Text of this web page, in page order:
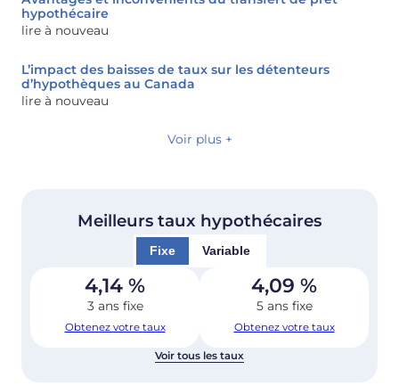
hypothécaire
lire à nouveau
L’impact des baisses de taux sur les détenteurs
d’hypothèques au Canada
lire à nouveau
Voir plus +
Meilleurs taux hypothécaires
Fixe Variable
4,14 %
3 ans fixe
Obtenez votre taux
4,09 %
5 ans fixe
Obtenez votre taux
Voir tous les taux